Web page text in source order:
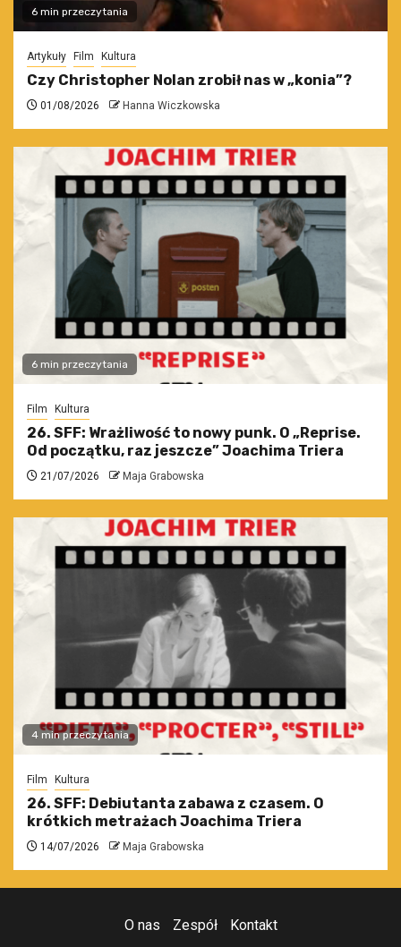
6 min przeczytania
Artykuły Film Kultura
Czy Christopher Nolan zrobił nas w „konia”?
01/08/2026 Hanna Wiczkowska
6 min przeczytania
Film Kultura
26. SFF: Wrażliwość to nowy punk. O „Reprise.
Od początku, raz jeszcze” Joachima Triera
21/07/2026 Maja Grabowska
4 min przeczytania
Film Kultura
26. SFF: Debiutanta zabawa z czasem. O
krótkich metrażach Joachima Triera
14/07/2026 Maja Grabowska
O nas Zespół Kontakt